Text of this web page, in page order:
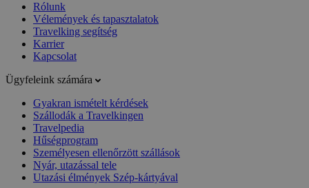
Rólunk
Vélemények és tapasztalatok
Travelking segítség
Karrier
Kapcsolat
Ügyfeleink számára
Gyakran ismételt kérdések
Szállodák a Travelkingen
Travelpedia
Hűségprogram
Személyesen ellenőrzött szállások
Nyár, utazással tele
Utazási élmények Szép-kártyával